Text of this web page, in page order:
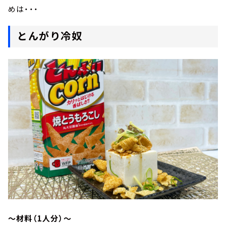
めは・・・
とんがり冷奴
～材料（1人分）～